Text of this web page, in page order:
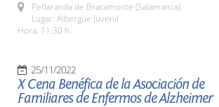
Peñaranda de Bracamonte (Salamanca)
Lugar: Albergue Juvenil
Hora: 11:30 h.
25/11/2022
X Cena Benéfica de la Asociación de
Familiares de Enfermos de Alzheimer